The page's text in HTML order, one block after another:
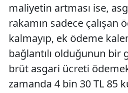
maliyetin artması ise,
rakamın sadece çalışan
kalmayıp, ek ödeme
bağlantılı olduğunun bir
brüt asgari ücreti
zamanda 4 bin 30 TL 85